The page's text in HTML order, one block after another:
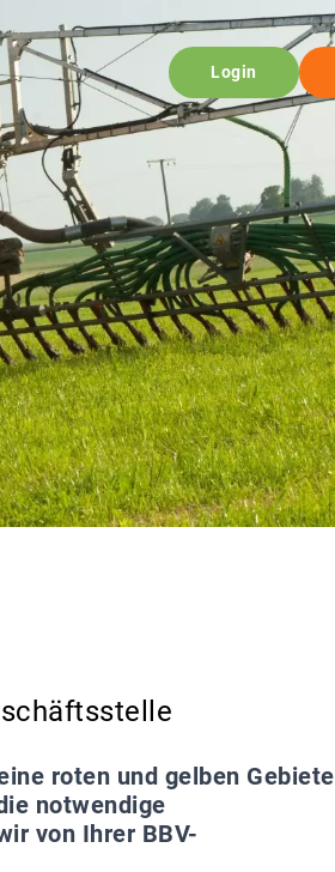
Login
roten und gelben Gebiete
notwendige
von Ihrer BBV-